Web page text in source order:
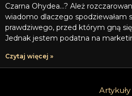
Czarna Ohydea…? Ależ
wiadomo dlaczego spodziewałam
prawdziwego, przed którym gną
Jednak jestem podatna na
Czytaj więcej »
Artykuły